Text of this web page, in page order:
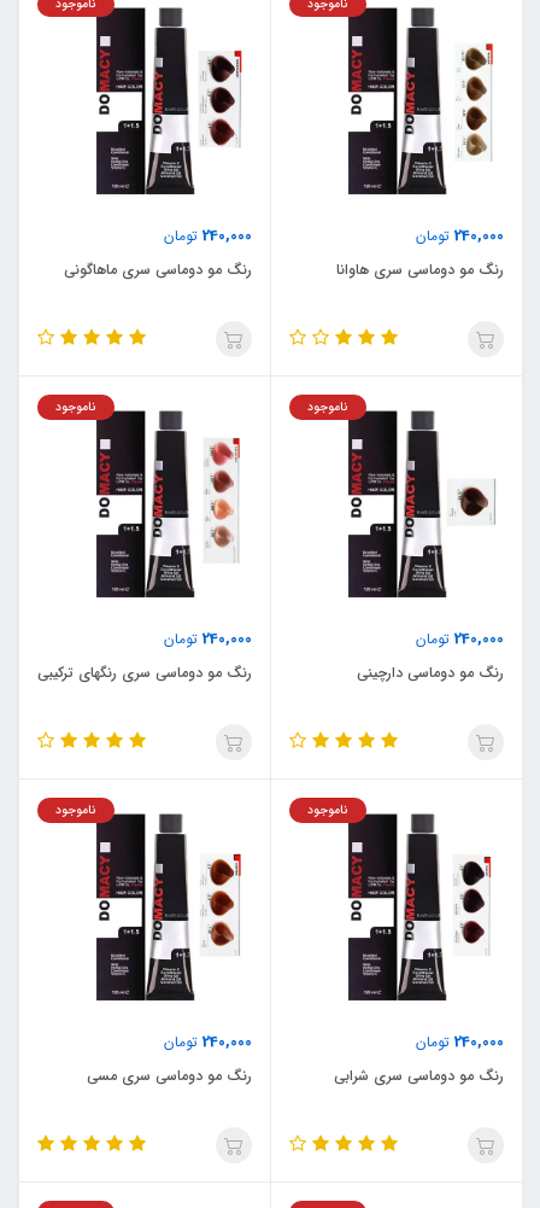
240,000 تومان
ناموجود
رنگ مو دوماسی سری هاوانا
240,000 تومان
ناموجود
رنگ مو دوماسی سری ماهاگونی
240,000 تومان
ناموجود
رنگ مو دوماسی دارچینی
240,000 تومان
ناموجود
رنگ مو دوماسی سری رنگهای ترکیبی
240,000 تومان
ناموجود
رنگ مو دوماسی سری شرابی
240,000 تومان
ناموجود
رنگ مو دوماسی سری مسی